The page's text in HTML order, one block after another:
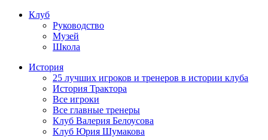
Клуб
Руководство
Музей
Школа
История
25 лучших игроков и тренеров в истории клуба
История Трактора
Все игроки
Все главные тренеры
Клуб Валерия Белоусова
Клуб Юрия Шумакова